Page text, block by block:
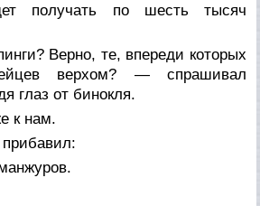
получать по шесть тысяч
Верно, те, впереди которых
верхом? — спрашивал
глаз от бинокля.
к нам.